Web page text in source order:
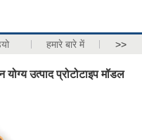
हमारे बारे में >>
उत्पाद प्रोटोटाइप मॉडल